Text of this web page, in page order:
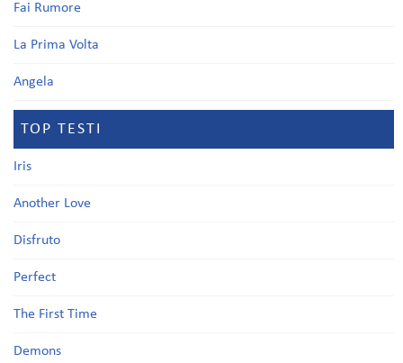
Fai Rumore
La Prima Volta
Angela
TOP TESTI
Iris
Another Love
Disfruto
Perfect
The First Time
Demons